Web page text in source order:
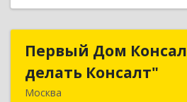
Первый Дом
делать Консалт"
Москва
Первый Дом